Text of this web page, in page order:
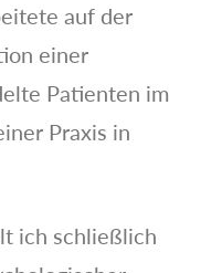
auf der
einer
Patienten im
Praxis in
ich schließlich